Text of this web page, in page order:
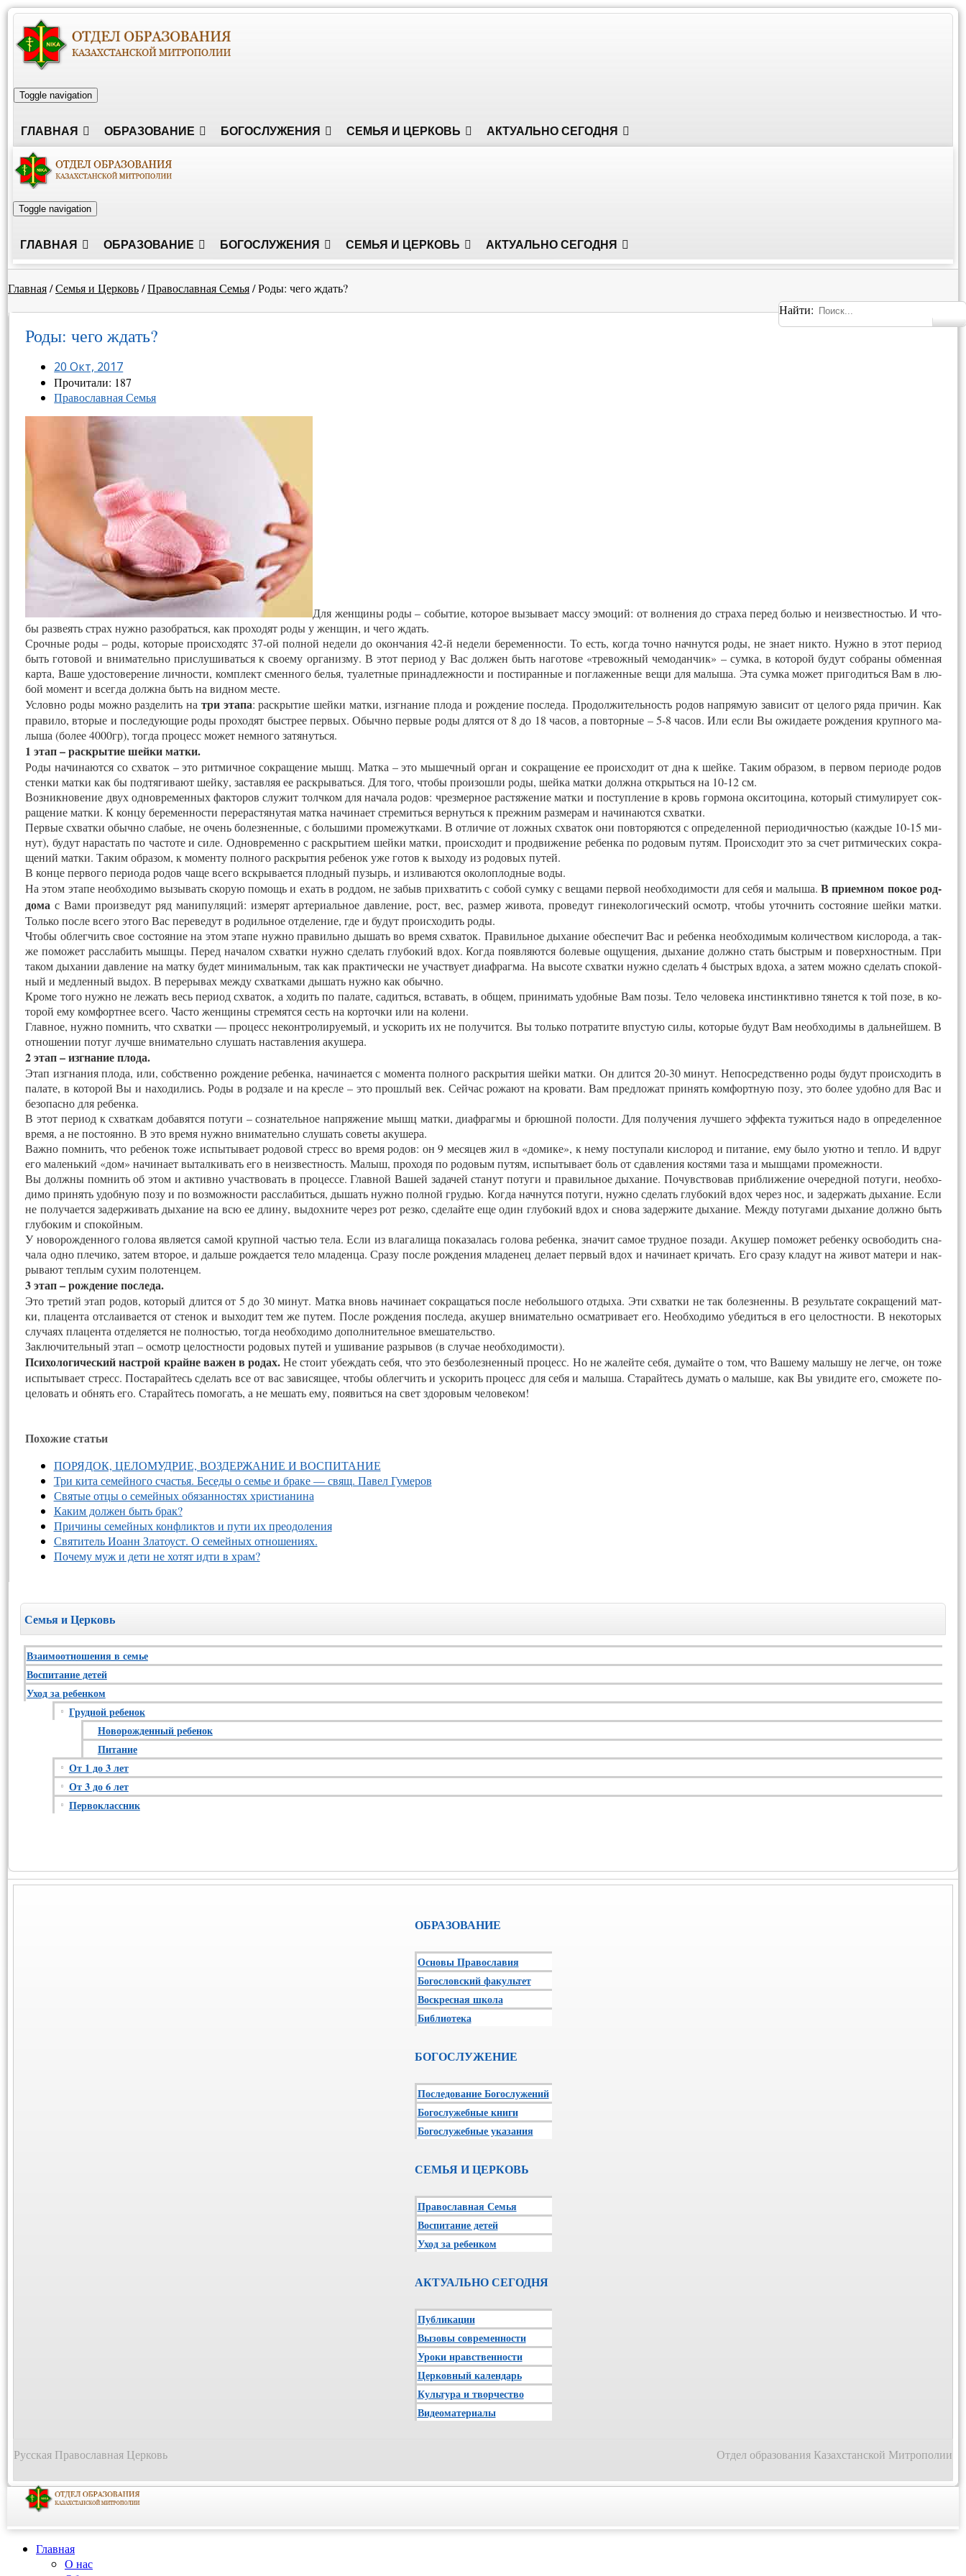
Toggle navigation
ГЛАВНАЯ ОБРАЗОВАНИЕ БОГОСЛУЖЕНИЯ СЕМЬЯ И ЦЕРКОВЬ АКТУАЛЬНО СЕГОДНЯ
Toggle navigation
ГЛАВНАЯ ОБРАЗОВАНИЕ БОГОСЛУЖЕНИЯ СЕМЬЯ И ЦЕРКОВЬ АКТУАЛЬНО СЕГОДНЯ
Главная/Семья и Церковь/Православная Семья/Роды: чего ждать?
Найти:
Роды: чего ждать?
20 Окт, 2017
Прочитали: 187
Православная Семья
Для жен­щи­ны ро­ды – со­бытие, ко­торое вы­зыва­ет мас­су эмо­ций: от вол­не­ния до стра­ха пе­ред болью и не­из­вест­ностью. И что­
бы раз­ве­ять страх нуж­но ра­зоб­рать­ся, как про­ходят ро­ды у жен­щин, и че­го ждать.
Сроч­ные ро­ды – ро­ды, ко­торые про­ис­хо­дятс 37-ой пол­ной не­дели до окон­ча­ния 42-й не­дели бе­ремен­ности. То есть, ког­да точ­но нач­нутся ро­ды, не зна­ет ник­то. Нуж­но в этот пе­ри­од
быть го­товой и вни­матель­но прис­лу­шивать­ся к сво­ему ор­га­низ­му. В этот пе­ри­од у Вас дол­жен быть на­гото­ве «тре­вож­ный че­модан­чик» – сум­ка, в ко­торой бу­дут соб­ра­ны об­менная
кар­та, Ва­ше удос­то­вере­ние лич­ности, комп­лект смен­но­го белья, ту­алет­ные при­над­лежнос­ти и пос­ти­ран­ные и пог­ла­жен­ные ве­щи для ма­лыша. Эта сум­ка мо­жет при­годить­ся Вам в лю­
бой мо­мент и всег­да долж­на быть на вид­ном мес­те.
Ус­ловно ро­ды мож­но раз­де­лить на три эта­па: раск­ры­тие шей­ки мат­ки, изг­на­ние пло­да и рож­де­ние пос­ле­да. Про­дол­жи­тель­ность ро­дов нап­ря­мую за­висит от це­лого ря­да при­чин. Как
пра­вило, вто­рые и пос­ле­ду­ющие ро­ды про­ходят быст­рее пер­вых. Обыч­но пер­вые ро­ды длят­ся от 8 до 18 ча­сов, а пов­торные – 5-8 ча­сов. Или ес­ли Вы ожи­да­ете рож­де­ния круп­но­го ма­
лыша (бо­лее 4000гр), тог­да про­цесс мо­жет нем­но­го за­тянуть­ся.
1 этап – раск­ры­тие шей­ки мат­ки.
Ро­ды на­чина­ют­ся со схва­ток – это рит­мичное сок­ра­щение мышц. Мат­ка – это мы­шеч­ный ор­ган и сок­ра­щение ее про­ис­хо­дит от дна к шей­ке. Та­ким об­ра­зом, в пер­вом пе­ри­оде ро­дов
стен­ки мат­ки как бы под­тя­гива­ют шей­ку, зас­тавляя ее раск­ры­вать­ся. Для то­го, что­бы про­изош­ли ро­ды, шей­ка мат­ки долж­на отк­рыть­ся на 10-12 см.
Воз­никно­вение двух од­новре­мен­ных фак­то­ров слу­жит толч­ком для на­чала ро­дов: чрез­мерное рас­тя­жение мат­ки и пос­тупле­ние в кровь гор­мо­на ок­си­тоци­на, ко­торый сти­мули­ру­ет сок­
ра­щение мат­ки. К кон­цу бе­ремен­ности пе­рерас­тя­нутая мат­ка на­чина­ет стре­мить­ся вер­нуть­ся к преж­ним раз­ме­рам и на­чина­ют­ся схват­ки.
Пер­вые схват­ки обыч­но сла­бые, не очень бо­лез­ненные, с боль­ши­ми про­межут­ка­ми. В от­ли­чие от лож­ных схва­ток они пов­то­ря­ют­ся с оп­ре­делен­ной пе­ри­одич­ностью (каж­дые 10-15 ми­
нут), бу­дут на­рас­тать по час­то­те и си­ле. Од­новре­мен­но с раск­ры­ти­ем шей­ки мат­ки, про­ис­хо­дит и прод­ви­жение ре­бен­ка по ро­довым пу­тям. Про­ис­хо­дит это за счет рит­ми­чес­ких сок­ра­
щений мат­ки. Та­ким об­ра­зом, к мо­мен­ту пол­но­го раск­ры­тия ре­бенок уже го­тов к вы­ходу из ро­довых пу­тей.
В кон­це пер­во­го пе­ри­ода ро­дов ча­ще все­го вскры­ва­ет­ся плод­ный пу­зырь, и из­ли­ва­ют­ся око­лоп­лодные во­ды.
На этом эта­пе не­об­хо­димо вы­зывать ско­рую по­мощь и ехать в род­дом, не за­быв прих­ва­тить с со­бой сум­ку с ве­щами пер­вой не­об­хо­димос­ти для се­бя и ма­лыша.В при­ем­ном по­кое род­
до­ма с Ва­ми про­из­ве­дут ряд ма­нипу­ляций: из­ме­рят ар­те­ри­аль­ное дав­ле­ние, рост, вес, раз­мер жи­вота, про­ведут ги­неко­логи­чес­кий ос­мотр, что­бы уточ­нить сос­то­яние шей­ки мат­ки.
Толь­ко пос­ле все­го это­го Вас пе­реве­дут в ро­диль­ное от­де­ление, где и бу­дут про­ис­хо­дить ро­ды.
Что­бы об­легчить свое сос­то­яние на этом эта­пе нуж­но пра­виль­но ды­шать во вре­мя схва­ток. Пра­виль­ное ды­хание обес­пе­чит Вас и ре­бен­ка не­об­хо­димым ко­личест­вом кис­ло­рода, а так­
же по­может расс­ла­бить мыш­цы. Пе­ред на­чалом схват­ки нуж­но сде­лать глу­бокий вдох. Ког­да по­яв­ля­ют­ся бо­левые ощу­щения, ды­хание долж­но стать быст­рым и по­верх­нос­тным. При
та­ком ды­хании дав­ле­ние на мат­ку бу­дет ми­нималь­ным, так как прак­ти­чес­ки не участ­ву­ет ди­аф­рагма. На вы­соте схват­ки нуж­но сде­лать 4 быст­рых вдо­ха, а за­тем мож­но сде­лать спо­кой­
ный и мед­ленный вы­дох. В пе­реры­вах меж­ду схват­ка­ми ды­шать нуж­но как обыч­но.
Кро­ме то­го нуж­но не ле­жать весь пе­ри­од схва­ток, а хо­дить по па­лате, са­дить­ся, вста­вать, в об­щем, при­нимать удоб­ные Вам по­зы. Те­ло че­лове­ка инс­тин­ктив­но тя­нет­ся к той по­зе, в ко­
торой ему ком­форт­нее все­го. Час­то жен­щи­ны стре­мят­ся сесть на кор­точки или на ко­лени.
Глав­ное, нуж­но пом­нить, что схват­ки — про­цесс не­конт­ро­лиру­емый, и ус­ко­рить их не по­лучит­ся. Вы толь­ко пот­ра­тите впус­тую си­лы, ко­торые бу­дут Вам не­об­хо­димы в даль­ней­шем. В
от­но­шении по­туг луч­ше вни­матель­но слу­шать нас­тавле­ния аку­шера.
2 этап – изг­на­ние пло­да.
Этап изг­на­ния пло­да, или, собс­твен­но рож­де­ние ре­бен­ка, на­чина­ет­ся с мо­мен­та пол­но­го раск­ры­тия шей­ки мат­ки. Он длит­ся 20-30 ми­нут. Не­пос­редс­твен­но ро­ды бу­дут про­ис­хо­дить в
па­лате, в ко­торой Вы и на­ходи­лись. Ро­ды в род­за­ле и на крес­ле – это прош­лый век. Сей­час ро­жа­ют на кро­вати. Вам пред­ло­жат при­нять ком­форт­ную по­зу, это бо­лее удоб­но для Вас и
бе­зопас­но для ре­бен­ка.
В этот пе­ри­од к схват­кам до­бавят­ся по­туги – соз­на­тель­ное нап­ря­жение мышц мат­ки, ди­аф­рагмы и брюш­ной по­лос­ти. Для по­луче­ния луч­ше­го эф­фекта ту­жить­ся на­до в оп­ре­делен­ное
вре­мя, а не пос­то­ян­но. В это вре­мя нуж­но вни­матель­но слу­шать со­веты аку­шера.
Важ­но пом­нить, что ре­бенок то­же ис­пы­тыва­ет ро­довой стресс во вре­мя ро­дов: он 9 ме­сяцев жил в «до­мике», к не­му пос­ту­пали кис­ло­род и пи­тание, ему бы­ло уют­но и теп­ло. И вдруг
его ма­лень­кий «дом» на­чина­ет вы­тал­ки­вать его в не­из­вест­ность. Ма­лыш, про­ходя по ро­довым пу­тям, ис­пы­тыва­ет боль от сдав­ле­ния кос­тя­ми та­за и мыш­ца­ми про­меж­ности.
Вы долж­ны пом­нить об этом и ак­тивно участ­во­вать в про­цес­се. Глав­ной Ва­шей за­дачей ста­нут по­туги и пра­виль­ное ды­хание. По­чувс­тво­вав приб­ли­жение оче­ред­ной по­туги, не­об­хо­
димо при­нять удоб­ную по­зу и по воз­можнос­ти расс­ла­бить­ся, ды­шать нуж­но пол­ной грудью. Ког­да нач­нутся по­туги, нуж­но сде­лать глу­бокий вдох че­рез нос, и за­дер­жать ды­хание. Ес­ли
не по­луча­ет­ся за­дер­жи­вать ды­хание на всю ее дли­ну, вы­дох­ни­те че­рез рот рез­ко, сде­лай­те еще один глу­бокий вдох и сно­ва за­дер­жи­те ды­хание. Меж­ду по­туга­ми ды­хание долж­но быть
глу­боким и спо­кой­ным.
У но­ворож­денно­го го­лова яв­ля­ет­ся са­мой круп­ной частью те­ла. Ес­ли из вла­гали­ща по­каза­лась го­лова ре­бен­ка, зна­чит са­мое труд­ное по­зади. Аку­шер по­может ре­бен­ку ос­во­бодить сна­
чала од­но пле­чико, за­тем вто­рое, и даль­ше рож­да­ет­ся те­ло мла­ден­ца. Сра­зу пос­ле рож­де­ния мла­денец де­ла­ет пер­вый вдох и на­чина­ет кри­чать. Его сра­зу кла­дут на жи­вот ма­тери и нак­
ры­ва­ют теп­лым су­хим по­лотен­цем.
3 этап – рож­де­ние пос­ле­да.
Это тре­тий этап ро­дов, ко­торый длит­ся от 5 до 30 ми­нут. Мат­ка вновь на­чина­ет сок­ра­щать­ся пос­ле не­боль­шо­го от­ды­ха. Эти схват­ки не так бо­лез­ненны. В ре­зуль­та­те сок­ра­щений мат­
ки, пла­цен­та отс­ла­ивает­ся от сте­нок и вы­ходит тем же пу­тем. Пос­ле рож­де­ния пос­ле­да, аку­шер вни­матель­но ос­матри­ва­ет его. Не­об­хо­димо убе­дить­ся в его це­лост­нос­ти. В не­кото­рых
слу­ча­ях пла­цен­та от­де­ля­ет­ся не пол­ностью, тог­да не­об­хо­димо до­пол­ни­тель­ное вме­шатель­ство.
Зак­лю­читель­ный этап – ос­мотр це­лост­нос­ти ро­довых пу­тей и уши­вание раз­ры­вов (в слу­чае не­об­хо­димос­ти).
Пси­холо­гичес­кий наст­рой край­не ва­жен в ро­дах.Не сто­ит убеж­дать се­бя, что это без­бо­лез­ненный про­цесс. Но не жа­лей­те се­бя, ду­май­те о том, что Ва­шему ма­лышу не лег­че, он то­же
ис­пы­тыва­ет стресс. Пос­та­рай­тесь сде­лать все от вас за­вися­щее, что­бы об­легчить и ус­ко­рить про­цесс для се­бя и ма­лыша. Ста­рай­тесь ду­мать о ма­лыше, как Вы уви­дите его, смо­жете по­
цело­вать и об­нять его. Ста­рай­тесь по­могать, а не ме­шать ему, по­явить­ся на свет здо­ровым че­лове­ком!
Похожие статьи
ПОРЯДОК, ЦЕЛОМУДРИЕ, ВОЗДЕРЖАНИЕ И ВОСПИТАНИЕ
Три кита семейного счастья. Беседы о семье и браке — свящ. Павел Гумеров
Святые отцы о семейных обязанностях христианина
Каким должен быть брак?
Причины семейных конфликтов и пути их преодоления
Святитель Иоанн Златоуст. О семейных отношениях.
Почему муж и дети не хотят идти в храм?
Семья и Церковь
Взаимоотношения в семье
Воспитание детей
Уход за ребенком
Грудной ребенок
Новорожденный ребенок
Питание
От 1 до 3 лет
От 3 до 6 лет
Первоклассник
ОБРАЗОВАНИЕ
Основы Православия
Богословский факультет
Воскресная школа
Библиотека
БОГОСЛУЖЕНИЕ
Последование Богослужений
Богослужебные книги
Богослужебные указания
СЕМЬЯ И ЦЕРКОВЬ
Православная Семья
Воспитание детей
Уход за ребенком
АКТУАЛЬНО СЕГОДНЯ
Публикации
Вызовы современности
Уроки нравственности
Церковный календарь
Культура и творчество
Видеоматериалы
Русская Православная Церковь Отдел образования Казахстанской Митрополии
Главная
О нас